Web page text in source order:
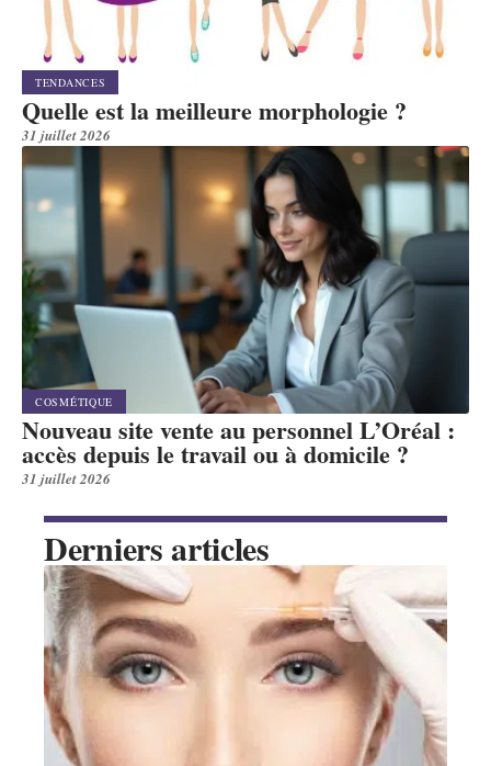
TENDANCES
Quelle est la meilleure morphologie ?
31 juillet 2026
COSMÉTIQUE
Nouveau site vente au personnel L’Oréal :
accès depuis le travail ou à domicile ?
31 juillet 2026
Derniers articles